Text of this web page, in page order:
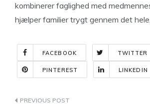
kombinerer faglighed med
hjælper familier trygt gennem det hele.
FACEBOOK TWITTER
PINTEREST LINKEDIN